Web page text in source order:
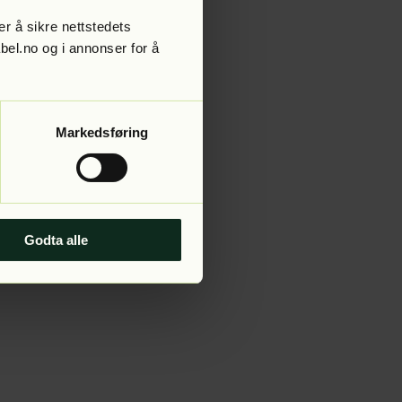
å sikre nettstedets
og i annonser for å
Markedsføring
Godta alle